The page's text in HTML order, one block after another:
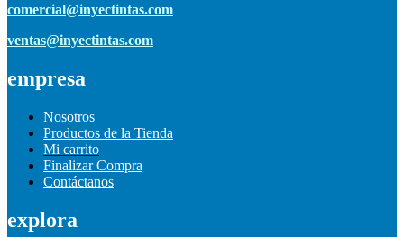
comercial@inyectintas.com
ventas@inyectintas.com
empresa
Nosotros
Productos de la Tienda
Mi carrito
Finalizar Compra
Contáctanos
explora